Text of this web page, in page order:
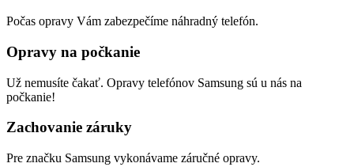
Počas opravy Vám zabezpečíme náhradný telefón.
Opravy na počkanie
Už nemusíte čakať. Opravy telefónov Samsung sú u nás na
počkanie!
Zachovanie záruky
Pre značku Samsung vykonávame záručné opravy.